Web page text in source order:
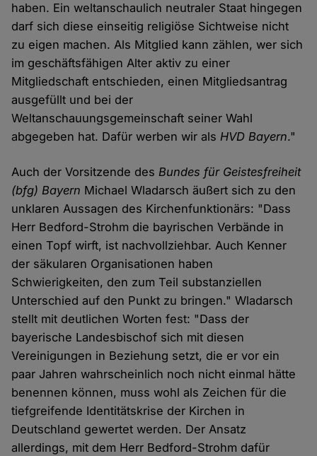
haben. Ein weltanschaulich neutraler Staat hingegen
darf sich diese einseitig religiöse Sichtweise nicht
zu eigen machen. Als Mitglied kann zählen, wer sich
im geschäftsfähigen Alter aktiv zu einer
Mitgliedschaft entschieden, einen Mitgliedsantrag
ausgefüllt und bei der
Weltanschauungsgemeinschaft seiner Wahl
abgegeben hat. Dafür werben wir alsHVD Bayern."
Auch der Vorsitzende desBundes für Geistesfreiheit
(bfg) Bayern Michael Wladarsch äußert sich zu den
unklaren Aussagen des Kirchenfunktionärs: "Dass
Herr Bedford-Strohm die bayrischen Verbände in
einen Topf wirft, ist nachvollziehbar. Auch Kenner
der säkularen Organisationen haben
Schwierigkeiten, den zum Teil substanziellen
Unterschied auf den Punkt zu bringen." Wladarsch
stellt mit deutlichen Worten fest: "Dass der
bayerische Landesbischof sich mit diesen
Vereinigungen in Beziehung setzt, die er vor ein
paar Jahren wahrscheinlich noch nicht einmal hätte
benennen können, muss wohl als Zeichen für die
tiefgreifende Identitätskrise der Kirchen in
Deutschland gewertet werden. Der Ansatz
allerdings, mit dem Herr Bedford-Strohm dafür